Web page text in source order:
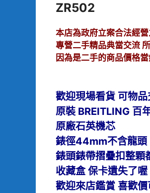
ZR502
本店為政府立案合法經
專營二手精品典當交流
因為是二手的商品價格
歡迎現場看貨 可物
原裝 BREITLING 百
原廠石英機芯
錶徑44mm不含龍頭
錶頭錶帶摺疊扣整顆
收藏盒 保卡遺失了喔
歡迎來店鑑賞 喜歡